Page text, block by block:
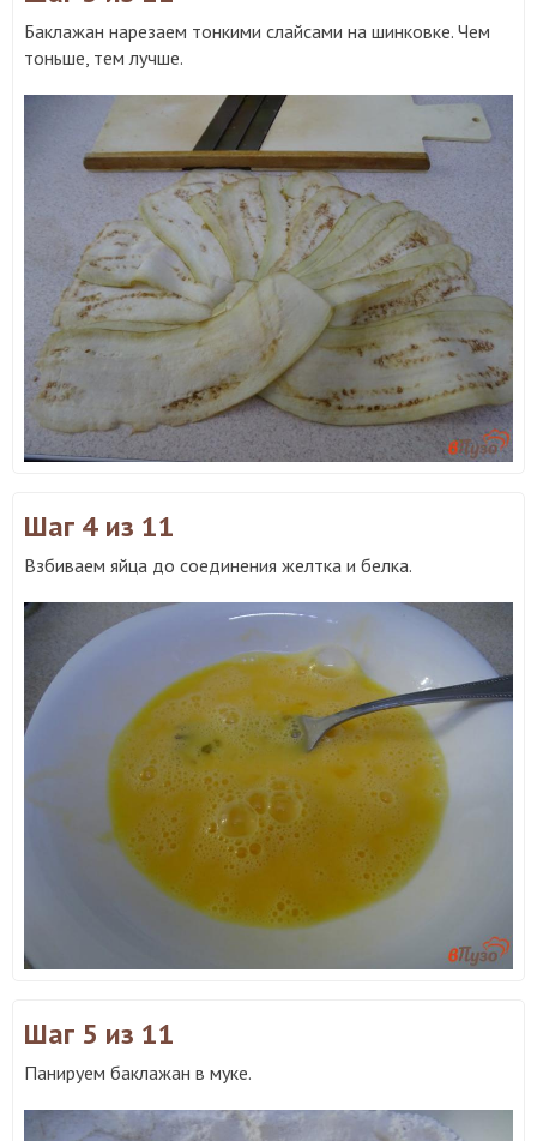
Баклажан нарезаем тонкими слайсами на шинковке. Чем
тоньше, тем лучше.
Шаг 4 из 11
Взбиваем яйца до соединения желтка и белка.
Шаг 5 из 11
Панируем баклажан в муке.